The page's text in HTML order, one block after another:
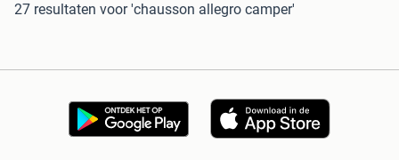
27 resultaten voor 'chausson allegro camper'